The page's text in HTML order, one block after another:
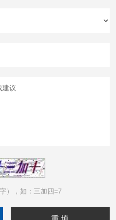
），如：三加四=7